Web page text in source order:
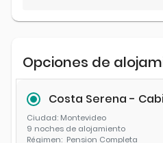
Opciones de
Costa Serena -
Ciudad: Montevideo
9 noches de alojamiento
Régimen: Pension Completa